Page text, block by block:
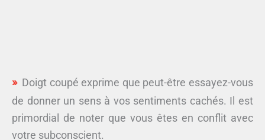
Doigt coupé exprime que peut-être essayez-vous
de donner un sens à vos sentiments cachés. Il est
primordial de noter que vous êtes en conflit avec
votre subconscient.